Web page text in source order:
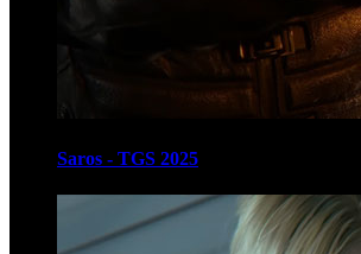
Saros - TGS 2025